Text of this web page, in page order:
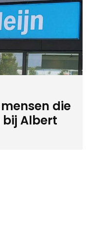
die
bij Albert